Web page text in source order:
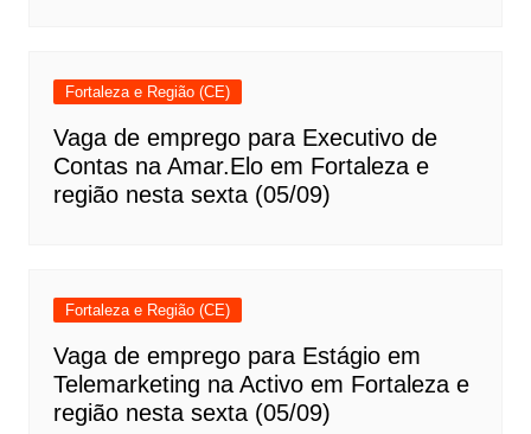
Fortaleza e Região (CE)
Vaga de emprego para Executivo de
Contas na Amar.Elo em Fortaleza e
região nesta sexta (05/09)
Fortaleza e Região (CE)
Vaga de emprego para Estágio em
Telemarketing na Activo em Fortaleza e
região nesta sexta (05/09)